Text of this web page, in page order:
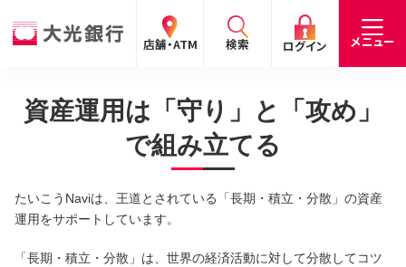
店舗・ATM 検索 ログイン メニュー
閉じる
手数料 預金金利 お問合わせ
個人の
法人の
閉じる
個人のお客さま
閉じる
資産運用は「守り」と「攻め」
で組み立てる
たいこうNaviは、王道とされている「長期・積立・分散」の資産
運用をサポートしています。
「長期・積立・分散」は、世界の経済活動に対して分散してコツ